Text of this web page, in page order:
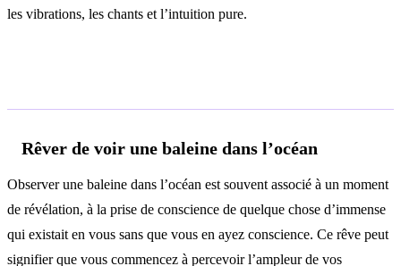
les vibrations, les chants et l’intuition pure.
Rêver de voir une baleine dans l’océan
Observer une baleine dans l’océan est souvent associé à un moment
de révélation, à la prise de conscience de quelque chose d’immense
qui existait en vous sans que vous en ayez conscience. Ce rêve peut
signifier que vous commencez à percevoir l’ampleur de vos